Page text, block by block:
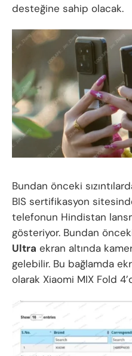
desteğine sahip olacak.
Bundan önceki
BIS sertifikasyon
telefonun Hindistan
gösteriyor. Bundan önceki
Ultra ekran altında
gelebilir. Bu bağlamda
olarak Xiaomi MIX Fold